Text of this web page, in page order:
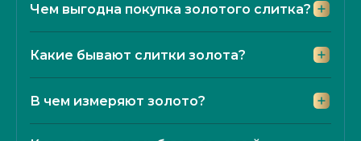
Чем выгодна покупка золотого слитка?
Какие бывают слитки золота?
В чем измеряют золото?